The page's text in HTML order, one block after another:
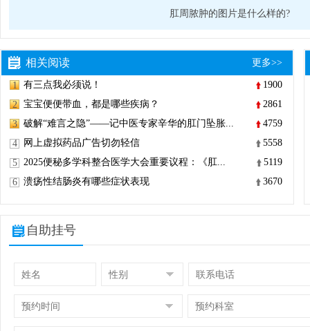
肛周脓肿的图片是什么样的?
相关阅读 更多>>
1 有三点我必须说！
1900
2
宝宝便便带血，都是哪些疾病？
2861
3
破解“难言之隐”——记中医专家辛华的肛门坠胀...
4759
4
网上虚拟药品广告切勿轻信
5558
5
2025便秘多学科整合医学大会重要议程：《肛...
5119
6
溃疡性结肠炎有哪些症状表现 3670
自助挂号